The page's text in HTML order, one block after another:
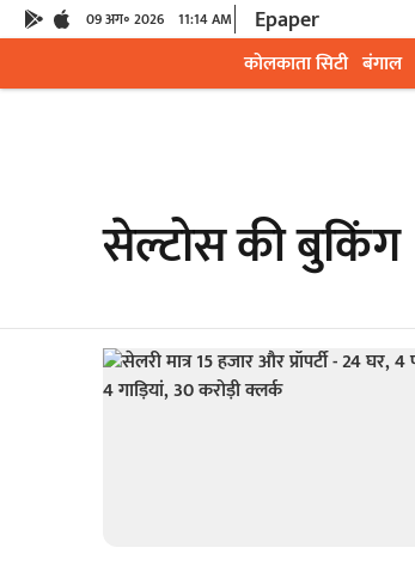
09 अग॰ 2026 11:14 AM Epaper
कोलकाता सिटी बंगाल
सेल्टोस की बुकिंग